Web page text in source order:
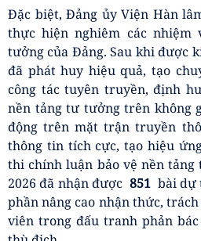
Đặc biệt, Đảng ủy Viện Hàn
thực hiện nghiêm các
tưởng của Đảng. Sau khi được
đã phát huy hiệu quả, tạo
công tác tuyên truyền, định
nền tảng tư tưởng trên không
động trên mặt trận truyền
thông tin tích cực, tạo hiệu
thi chính luận bảo vệ nền
2026 đã nhận được 851 bài dự
phần nâng cao nhận thức,
viên trong đấu tranh phản